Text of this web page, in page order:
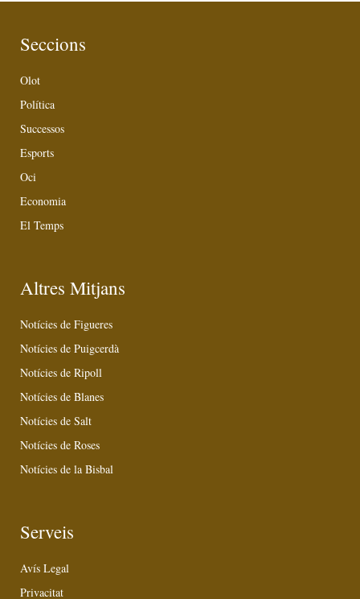
Seccions
Olot
Política
Successos
Esports
Oci
Economia
El Temps
Altres Mitjans
Notícies de Figueres
Notícies de Puigcerdà
Notícies de Ripoll
Notícies de Blanes
Notícies de Salt
Notícies de Roses
Notícies de la Bisbal
Serveis
Avís Legal
Privacitat